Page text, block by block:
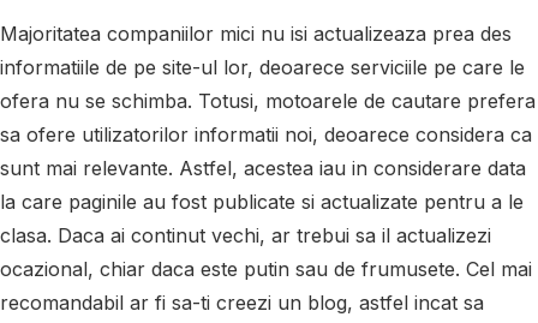
Majoritatea companiilor mici nu isi actualizeaza prea des
informatiile de pe site-ul lor, deoarece serviciile pe care le
ofera nu se schimba. Totusi, motoarele de cautare prefera
sa ofere utilizatorilor informatii noi, deoarece considera ca
sunt mai relevante. Astfel, acestea iau in considerare data
la care paginile au fost publicate si actualizate pentru a le
clasa. Daca ai continut vechi, ar trebui sa il actualizezi
ocazional, chiar daca este putin sau de frumusete. Cel mai
recomandabil ar fi sa-ti creezi un blog, astfel incat sa